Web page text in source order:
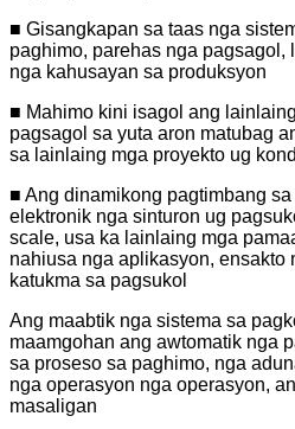
■ Gisangkapan sa taas nga
paghimo, parehas nga pagsagol,
nga kahusayan sa produksyon
■ Mahimo kini isagol ang
pagsagol sa yuta aron matubag
sa lainlaing mga proyekto ug
■ Ang dinamikong pagtimbang
elektronik nga sinturon ug
scale, usa ka lainlaing mga
nahiusa nga aplikasyon, ensakto
katukma sa pagsukol
Ang maabtik nga sistema sa
maamgohan ang awtomatik nga
sa proseso sa paghimo, nga
nga operasyon nga operasyon,
masaligan